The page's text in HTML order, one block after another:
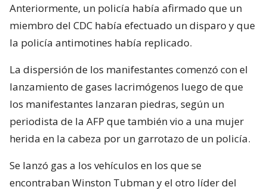
Anteriormente, un policía había afirmado que un
miembro del CDC había efectuado un disparo y que
la policía antimotines había replicado.
La dispersión de los manifestantes comenzó con el
lanzamiento de gases lacrimógenos luego de que
los manifestantes lanzaran piedras, según un
periodista de la AFP que también vio a una mujer
herida en la cabeza por un garrotazo de un policía.
Se lanzó gas a los vehículos en los que se
encontraban Winston Tubman y el otro líder del